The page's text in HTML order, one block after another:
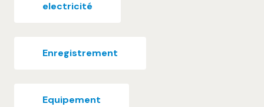
electricité
Enregistrement
Equipement